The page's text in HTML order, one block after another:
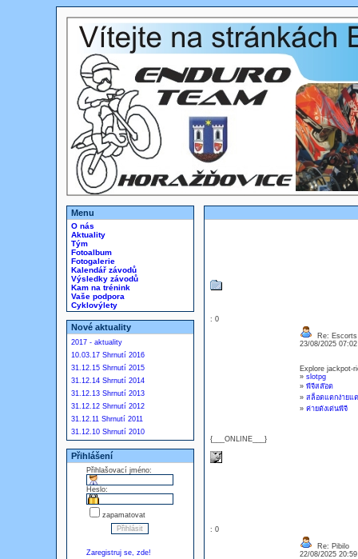
Menu
O nás
Aktuality
Tým
Fotoalbum
Fotogalerie
Kalendář závodů
Výsledky závodů
Kam na trénink
Vaše podpora
Cyklovýlety
Nové aktuality
2017 - aktuality
10.03.17 Shrnutí 2016
31.12.15 Shrnutí 2015
31.12.14 Shrnutí 2014
31.12.13 Shrnutí 2013
31.12.12 Shrnutí 2012
31.12.11 Shrnutí 2011
31.12.10 Shrnutí 2010
Přihlášení
Přihlašovací jméno:
Heslo:
zapamatovat
Zaregistruj se, zde!
: 0
{___ONLINE___}
Re:
23/08/2025
Explore jackpot-
» slotpg
» พีจีสล๊อต
» สล็อตแตกง่ายแ
» ค่ายดังเด่นพีจี
: 0
Re: Pibilo
22/08/2025